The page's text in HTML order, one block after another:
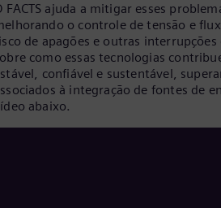
FACTS ajuda a mitigar esses
o controle de tensão e
de apagões e outras interrupções
como essas tecnologias
confiável e sustentável,
à integração de fontes de
abaixo.